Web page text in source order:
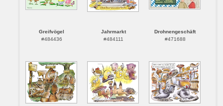
Greifvögel
#484436
Jahrmarkt
#484111
Drohnengeschäft
#471688